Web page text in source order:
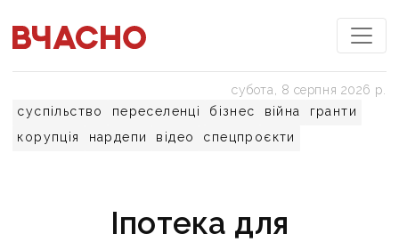
суспільство переселенці бізнес війна
гранти
корупція
нардепи відео спецпроєкти
субота, 8 серпня 2026 р.
Іпотека для